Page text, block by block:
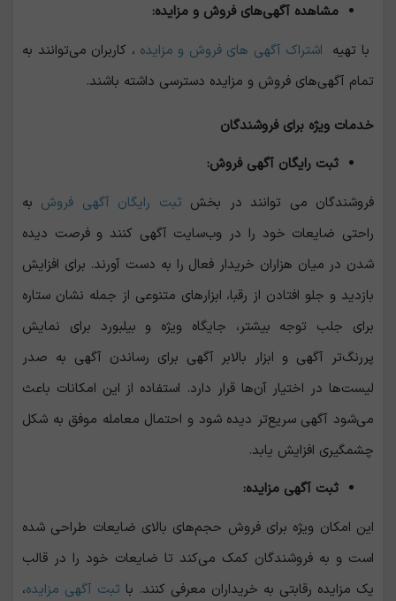
مشاهده آگهی‌های فروش و مزایده:
با تهیه اشتراک آگهی های فروش و مزایده ، کاربران می‌توانند به
تمام آگهی‌های فروش و مزایده دسترسی داشته باشند.
خدمات ویژه برای فروشندگان
ثبت رایگان آگهی فروش:
فروشندگان می‌ توانند در بخش ثبت رایگان آگهی فروش به
راحتی ضایعات خود را در وب‌سایت آگهی کنند و فرصت دیده
شدن در میان هزاران خریدار فعال را به دست آورند. برای افزایش
بازدید و جلو افتادن از رقبا، ابزارهای متنوعی از جمله نشان ستاره
برای جلب توجه بیشتر، جایگاه ویژه و بیلبورد برای نمایش
پررنگ‌تر آگهی و ابزار بالابر آگهی برای رساندن آگهی به صدر
لیست‌ها در اختیار آن‌ها قرار دارد. استفاده از این امکانات باعث
می‌شود آگهی سریع‌تر دیده شود و احتمال معامله موفق به شکل
چشمگیری افزایش یابد.
ثبت آگهی مزایده:
این امکان ویژه برای فروش حجم‌های بالای ضایعات طراحی شده
است و به فروشندگان کمک می‌کند تا ضایعات خود را در قالب
یک مزایده رقابتی به خریداران معرفی کنند. با ثبت آگهی مزایده،